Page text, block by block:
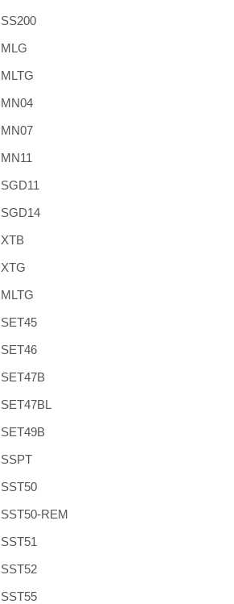
SS200
MLG
MLTG
MN04
MN07
MN11
SGD11
SGD14
XTB
XTG
MLTG
SET45
SET46
SET47B
SET47BL
SET49B
SSPT
SST50
SST50-REM
SST51
SST52
SST55